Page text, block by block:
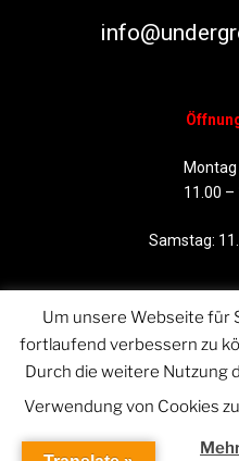
Montag
11.00 –
Samstag:
Um unsere Webseite für
fortlaufend verbessern zu
Durch die weitere Nutzung
Verwendung von Cookies